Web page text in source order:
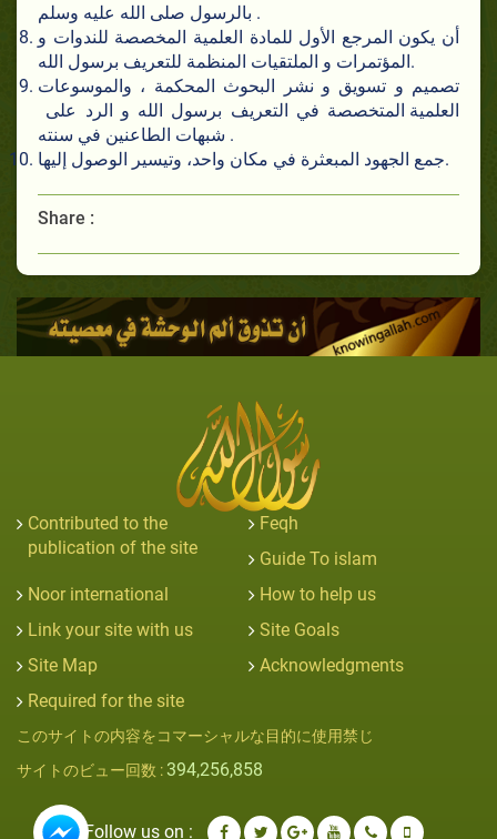
بالرسول صلى الله عليه وسلم .
أن يكون المرجع الأول للمادة العلمية المخصصة للندوات و
المؤتمرات و الملتقيات المنظمة للتعريف برسول الله.
تصميم و تسويق و نشر البحوث المحكمة ، والموسوعات
العلمية المتخصصة في التعريف برسول الله و الرد على
شبهات الطاعنين في سنته .
جمع الجهود المبعثرة في مكان واحد، وتيسير الوصول إليها.
Share :
Contributed to the
publication of the site
Feqh
Guide To islam
Noor international
How to help us
Link your site with us
Site Goals
Site Map
Acknowledgments
Required for the site
このサイトの内容をコマーシャルな目的に使用禁じ
サイトのビュー回数 : 394,256,858
Follow us on :